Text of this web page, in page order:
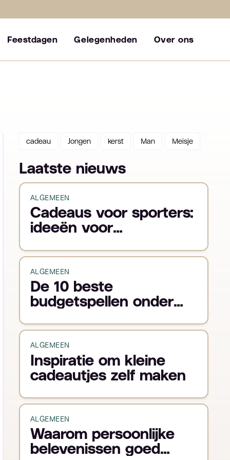
Feestdagen Gelegenheden Over ons
cadeau Jongen kerst Man Meisje
Laatste nieuws
ALGEMEEN
Cadeaus voor sporters:
ideeën voor
ALGEMEEN
De 10 beste
budgetspellen onder
veel speelplezier
ALGEMEEN
Inspiratie om kleine
cadeautjes zelf maken
ALGEMEEN
Waarom persoonlijke
belevenissen goed